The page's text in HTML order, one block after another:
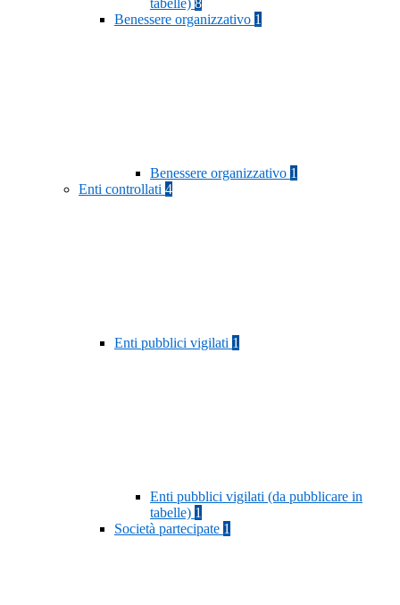
tabelle) 8
Benessere organizzativo 1
Benessere organizzativo 1
Enti controllati 4
Enti pubblici vigilati 1
Enti pubblici vigilati (da pubblicare in
tabelle) 1
Società partecipate 1